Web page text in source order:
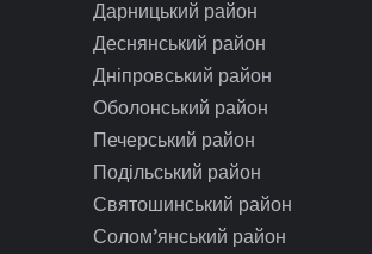
Дарницький район
Деснянський район
Дніпровський район
Оболонський район
Печерський район
Подільський район
Святошинський район
Солом’янський район